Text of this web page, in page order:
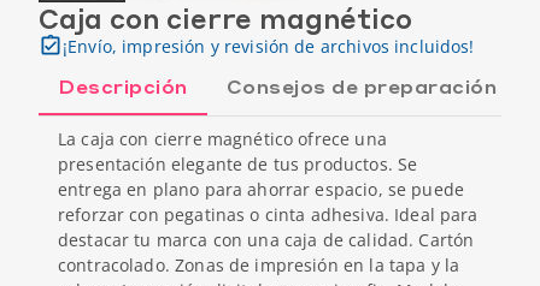
Caja con cierre magnético
¡Envío, impresión y revisión de archivos incluidos!
Descripción Consejos de preparación
La caja con cierre magnético ofrece una
presentación elegante de tus productos. Se
entrega en plano para ahorrar espacio, se puede
reforzar con pegatinas o cinta adhesiva. Ideal para
destacar tu marca con una caja de calidad. Cartón
contracolado. Zonas de impresión en la tapa y la